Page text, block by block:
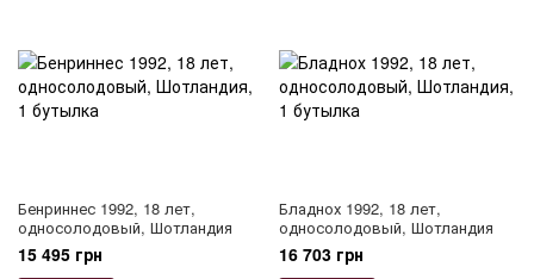
Бенриннес 1992, 18 лет,
односолодовый, Шотландия
15 495 грн
Бладнох 1992, 18 лет,
односолодовый, Шотландия
16 703 грн